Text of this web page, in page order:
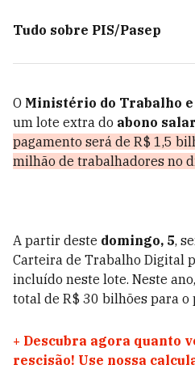
Tudo sobre PIS/Pasep
O Ministério do Trabalho
um lote extra do abono
pagamento será de R$ 1,5
milhão de trabalhadores no
A partir deste domingo, 5,
Carteira de Trabalho Digital
incluído neste lote. Neste
total de R$ 30 bilhões para o
+ Descubra agora quanto
rescisão! Use nossa